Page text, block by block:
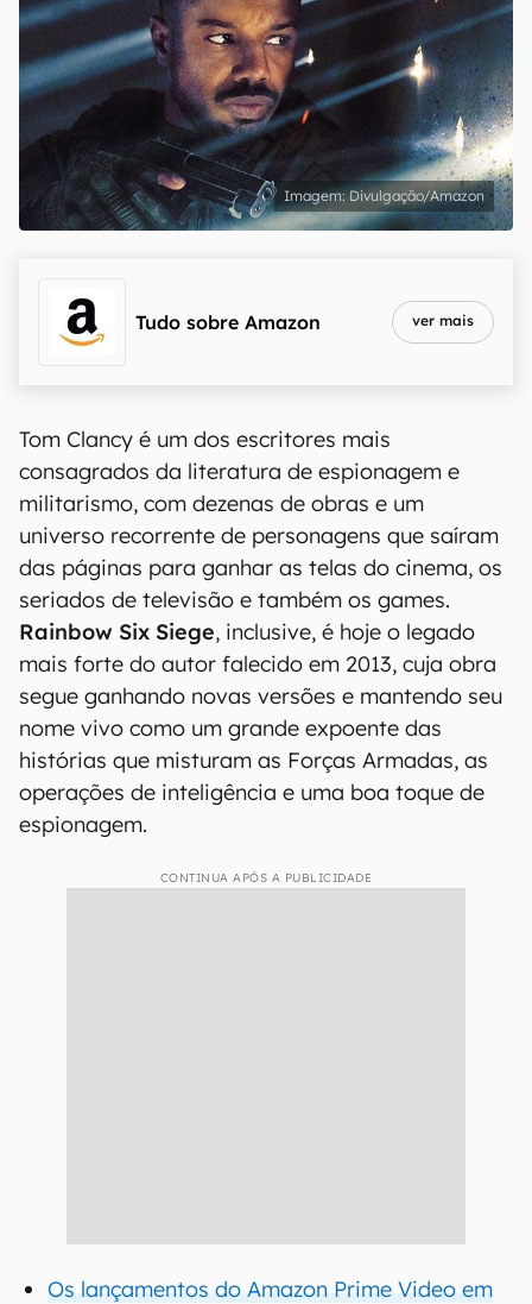
Divulgação/Amazon
Tudo sobre Amazon ver mais
Tom Clancy é um dos escritores mais
consagrados da literatura de espionagem e
militarismo, com dezenas de obras e um
universo recorrente de personagens que saíram
das páginas para ganhar as telas do cinema, os
seriados de televisão e também os games.
Rainbow Six Siege, inclusive, é hoje o legado
mais forte do autor falecido em 2013, cuja obra
segue ganhando novas versões e mantendo seu
nome vivo como um grande expoente das
histórias que misturam as Forças Armadas, as
operações de inteligência e uma boa toque de
espionagem.
CONTINUA APÓS A PUBLICIDADE
Os lançamentos do Amazon Prime Video em